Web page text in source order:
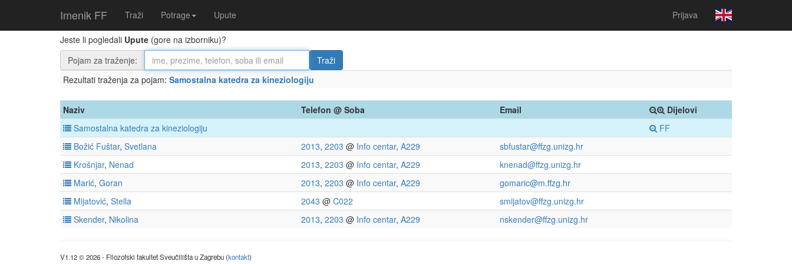
Imenik FF Traži Potrage Upute Prijava
Jeste li pogledali Upute (gore na izborniku)?
Pojam za traženje:
Rezultati traženja za pojam: Samostalna katedra za kineziologiju
Naziv Telefon @ Soba Email
Dijelovi
Samostalna katedra za kineziologiju
FF
Božić Fuštar, Svetlana 2013, 2203 @ Info centar, A229
sbfustar@ffzg.unizg.hr
Krošnjar, Nenad 2013, 2203 @ Info centar, A229
knenad@ffzg.unizg.hr
Marić, Goran 2013, 2203 @ Info centar, A229
gomaric@m.ffzg.hr
Mijatović, Stella 2043 @ C022
smijatov@ffzg.unizg.hr
Skender, Nikolina 2013, 2203 @ Info centar, A229 nskender@ffzg.unizg.hr
V1.12 © 2026 - Filozofski fakultet Sveučilišta u Zagrebu (kontakt)